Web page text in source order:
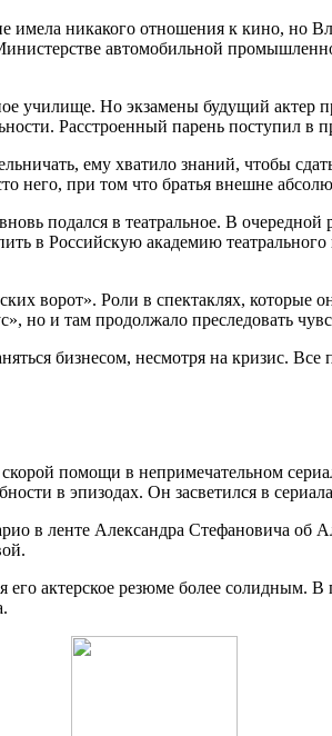
никакого отношения к кино, но
автомобильной
училище. Но экзамены будущий актер
Расстроенный парень поступил в
ему хватило знаний, чтобы
него, при том что братья внешне
подался в театральное. В
в Российскую академию
ворот». Роли в спектаклях, которые
но и там продолжало преследовать
бизнесом, несмотря на кризис.
помощи в непримечательном
в эпизодах. Он засветился в
в ленте Александра Стефановича об
актерское резюме более солидным.